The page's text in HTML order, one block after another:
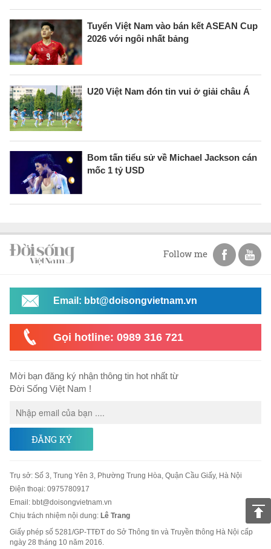
Tuyển Việt Nam vào bán kết ASEAN Cup
2026 với ngôi nhất bảng
U20 Việt Nam đón tin vui ở giải châu Á
Bom tấn tiểu sử về Michael Jackson cán
mốc 1 tỷ USD
Follow me
Email: bbt@doisongvietnam.vn
Gọi hotline: 0989 316 721
Mời bạn đăng ký nhận thông tin hot nhất từ
Đời Sống Việt Nam !
ĐĂNG KÝ
Trụ sở: Số 3, Trung Yên 3, Phường Trung Hòa, Quận Cầu Giấy, Hà Nội
Điện thoại: 0975780917
Email : bbt@doisongvietnam.vn
Chịu trách nhiệm nội dung: Lê Trang
Giấy phép số 5281/GP-TTĐT do Sở Thông tin và Truyền thông Hà Nội cấp
ngày 28 tháng 10 năm 2016.